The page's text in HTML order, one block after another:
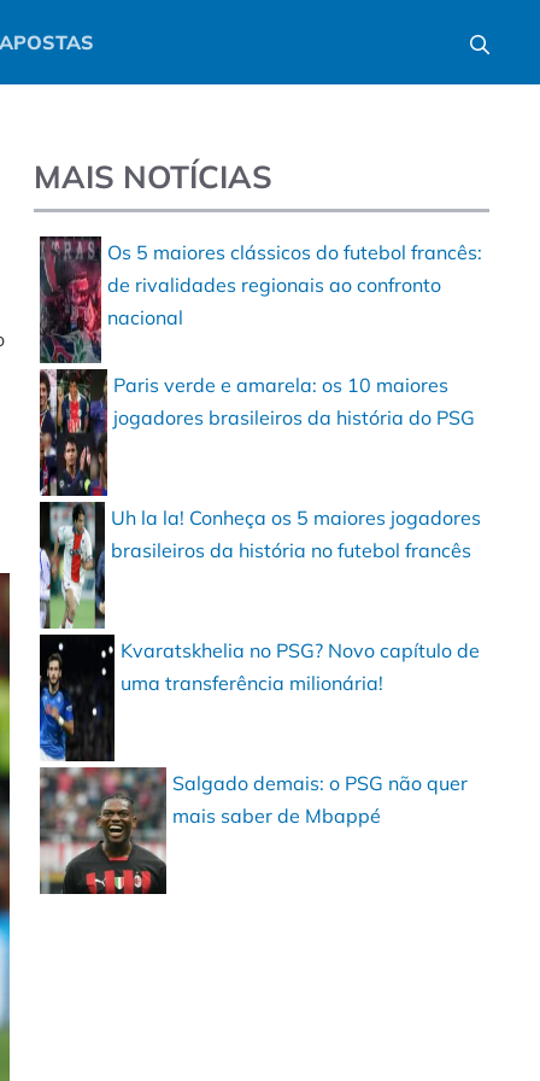
MAIS NOTÍCIAS
Os 5 maiores clássicos do futebol francês:
de rivalidades regionais ao confronto
nacional
Paris verde e amarela: os 10 maiores
jogadores brasileiros da história do PSG
Uh la la! Conheça os 5 maiores jogadores
brasileiros da história no futebol francês
Kvaratskhelia no PSG? Novo capítulo de
uma transferência milionária!
Salgado demais: o PSG não quer
mais saber de Mbappé